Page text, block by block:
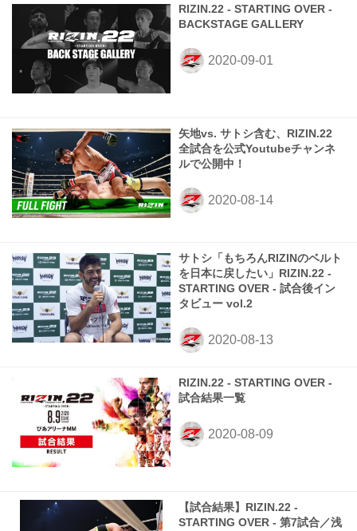
RIZIN.22 - STARTING OVER -
BACKSTAGE GALLERY
矢地vs. サトシ含む、RIZIN.22
全試合を公式Youtubeチャンネ
ルで公開中！
サトシ「もちろんRIZINのベルト
を日本に戻したい」RIZIN.22 -
STARTING OVER - 試合後イン
タビュー vol.2
RIZIN.22 - STARTING OVER -
試合結果一覧
【試合結果】RIZIN.22 -
STARTING OVER - 第7試合／浅